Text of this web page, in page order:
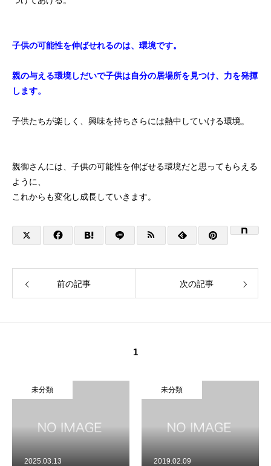
子供の可能性を伸ばせれるのは、環境です。
親の与える環境しだいで子供は自分の居場所を見つけ、力を発揮
します。
子供たちが楽しく、興味を持ちさらには熱中していける環境。
親御さんには、子供の可能性を伸ばせる環境だと思ってもらえる
ように、
これからも変化し成長していきます。
前の記事 次の記事
1
未分類
2025.03.13
未分類
2019.02.09